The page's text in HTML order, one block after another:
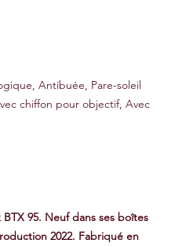
Antibuée, Pare-soleil
chiffon pour objectif, Avec
95. Neuf dans ses boîtes
2022. Fabriqué en